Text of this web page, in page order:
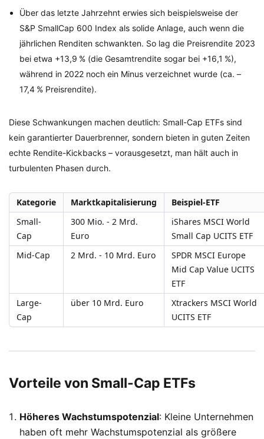
Über das letzte Jahrzehnt erwies sich beispielsweise der
S&P SmallCap 600 Index als solide Anlage, auch wenn die
jährlichen Renditen schwankten. So lag die Preisrendite 2023
bei etwa +13,9 % (die Gesamtrendite sogar bei +16,1 %),
während in 2022 noch ein Minus verzeichnet wurde (ca. –
17,4 % Preisrendite).
Diese Schwankungen machen deutlich: Small-Cap ETFs sind
kein garantierter Dauerbrenner, sondern bieten in guten Zeiten
echte Rendite-Kickbacks – vorausgesetzt, man hält auch in
turbulenten Phasen durch.
Kategorie Marktkapitalisierung
Beispiel-ETF
Small-
Cap
300 Mio. - 2 Mrd.
Euro
iShares MSCI World
Small Cap UCITS ETF
Mid-Cap
2 Mrd. - 10 Mrd. Euro
SPDR MSCI Europe
Mid Cap Value UCITS
ETF
Large-
Cap
über 10 Mrd. Euro
Xtrackers MSCI World
UCITS ETF
Vorteile von Small-Cap ETFs
Höheres Wachstumspotenzial: Kleine Unternehmen
haben oft mehr Wachstumspotenzial als größere